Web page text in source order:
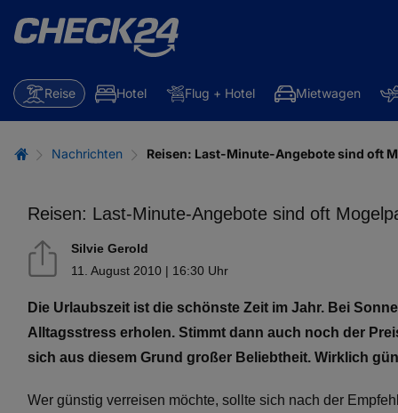
Reise Hotel Flug + Hotel Mietwagen
Nachrichten Reisen: Last-Minute-Angebote sind oft
Reisen: Last-Minute-Angebote sind oft
Silvie Gerold
11. August 2010 | 16:30 Uhr
Die Urlaubszeit ist die schönste Zeit im Jahr. Bei
Alltagsstress erholen. Stimmt dann auch noch der
sich aus diesem Grund großer Beliebtheit. Wirklich
Wer günstig verreisen möchte, sollte sich nach der